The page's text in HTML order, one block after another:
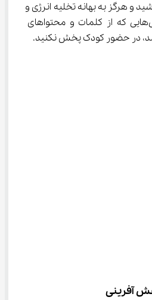
و هرگز به بهانه تخلیه انرژی و
شاد کردن فضا موسیقی‌هایی که از کلمات و محتواهای
آفرینی